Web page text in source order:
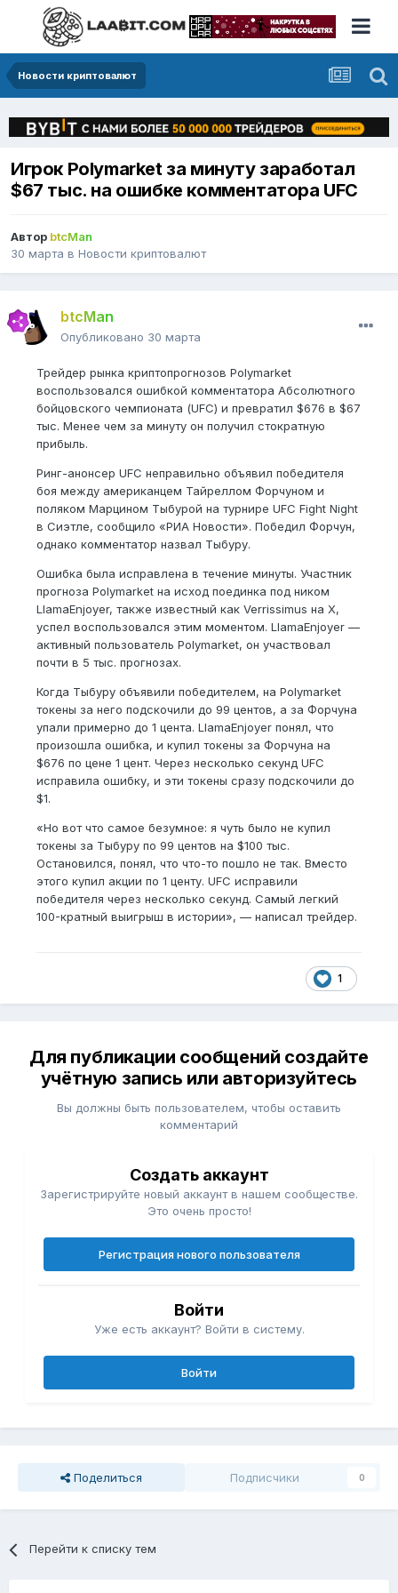
Новости криптовалют
Игрок Polymarket за минуту заработал
$67 тыс. на ошибке комментатора UFC
Автор btcMan
30 марта в Новости криптовалют
btcMan
Опубликовано 30 марта
Трейдер рынка криптопрогнозов Polymarket
воспользовался ошибкой комментатора Абсолютного
бойцовского чемпионата (UFC) и превратил $676 в $67
тыс. Менее чем за минуту он получил стократную
прибыль.
Ринг-анонсер UFC неправильно объявил победителя
боя между американцем Тайреллом Форчуном и
поляком Марцином Тыбурой на турнире UFC Fight Night
в Сиэтле, сообщило «РИА Новости». Победил Форчун,
однако комментатор назвал Тыбуру.
Ошибка была исправлена в течение минуты. Участник
прогноза Polymarket на исход поединка под ником
LlamaEnjoyer, также известный как Verrissimus на X,
успел воспользовался этим моментом. LlamaEnjoyer —
активный пользователь Polymarket, он участвовал
почти в 5 тыс. прогнозах.
Когда Тыбуру объявили победителем, на Polymarket
токены за него подскочили до 99 центов, а за Форчуна
упали примерно до 1 цента. LlamaEnjoyer понял, что
произошла ошибка, и купил токены за Форчуна на
$676 по цене 1 цент. Через несколько секунд UFC
исправила ошибку, и эти токены сразу подскочили до
$1.
«Но вот что самое безумное: я чуть было не купил
токены за Тыбуру по 99 центов на $100 тыс.
Остановился, понял, что что-то пошло не так. Вместо
этого купил акции по 1 центу. UFC исправили
победителя через несколько секунд. Самый легкий
100-кратный выигрыш в истории», — написал трейдер.
1
Для публикации сообщений создайте
учётную запись или авторизуйтесь
Вы должны быть пользователем, чтобы оставить
комментарий
Создать аккаунт
Зарегистрируйте новый аккаунт в нашем сообществе.
Это очень просто!
Регистрация нового пользователя
Войти
Уже есть аккаунт? Войти в систему.
Войти
Поделиться Подписчики 0
Перейти к списку тем